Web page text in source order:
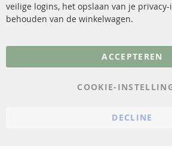
FAQ
Gegevensbescherming
veilige logins, het opslaan van je
behouden van de winkelwagen.
ACCEPTEREN
COOKIE-
DECLINE